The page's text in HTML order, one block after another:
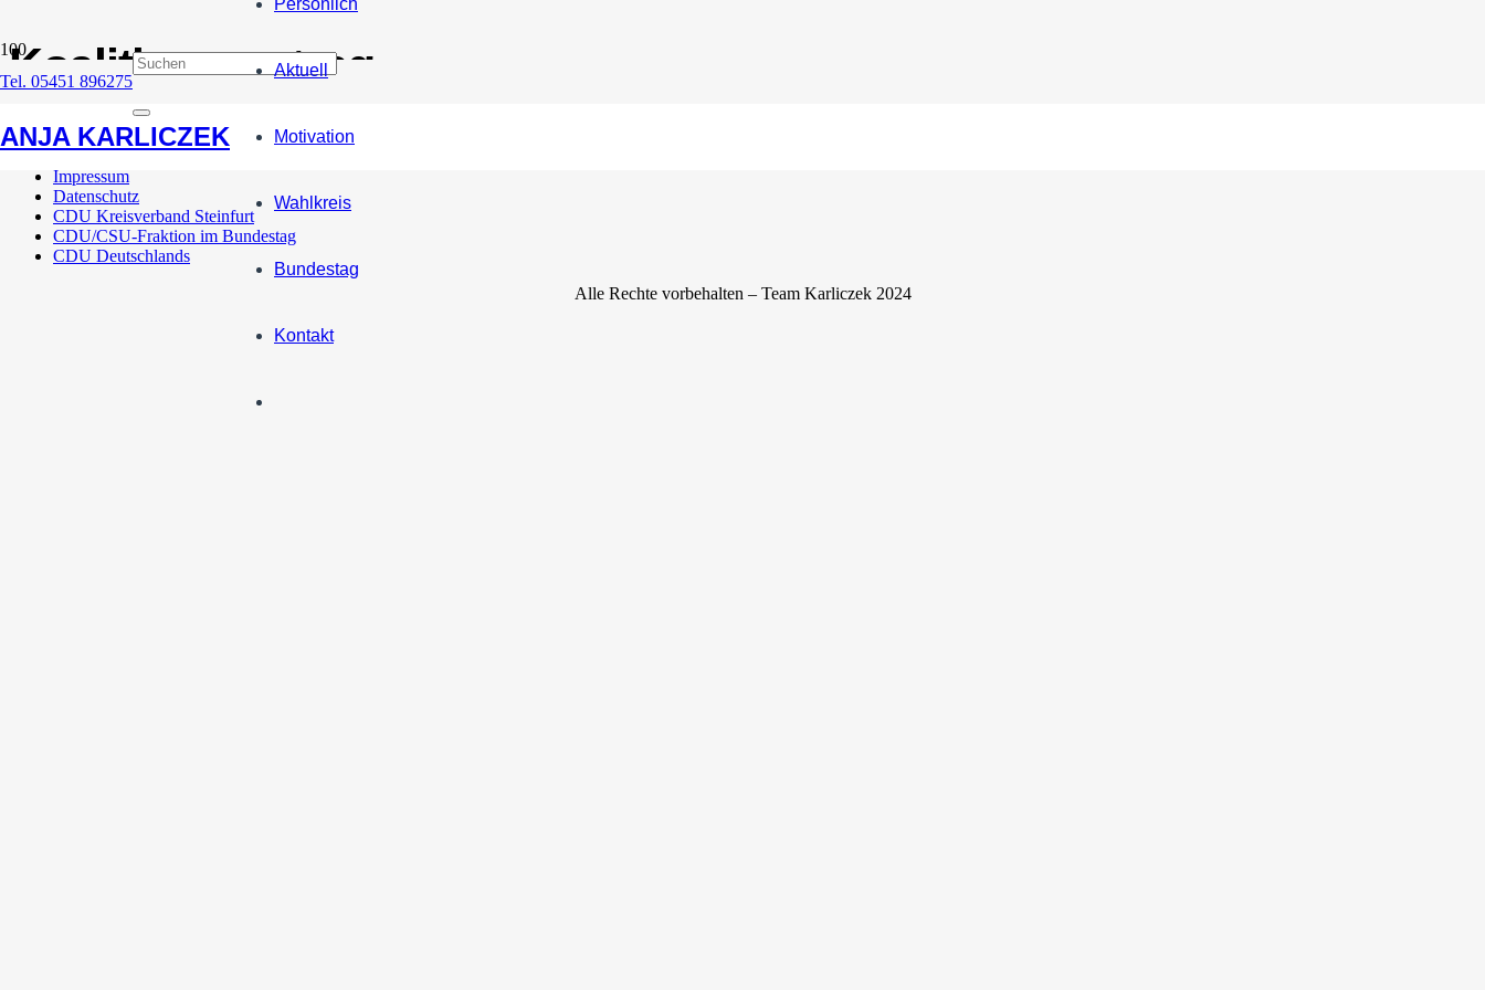
Tel. 05451 896275
ANJA KARLICZEK
Aktuell
Motivation
Wahlkreis
Bundestag
Kontakt
Koalitionsvertrag
Kernforderungen der Union erfüllt
Impressum
Datenschutz
CDU Kreisverband Steinfurt
CDU/CSU-Fraktion im Bundestag
CDU Deutschlands
Alle Rechte vorbehalten – Team Karliczek 2024